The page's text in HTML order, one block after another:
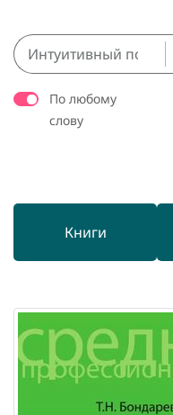
По любому
слову
Книги